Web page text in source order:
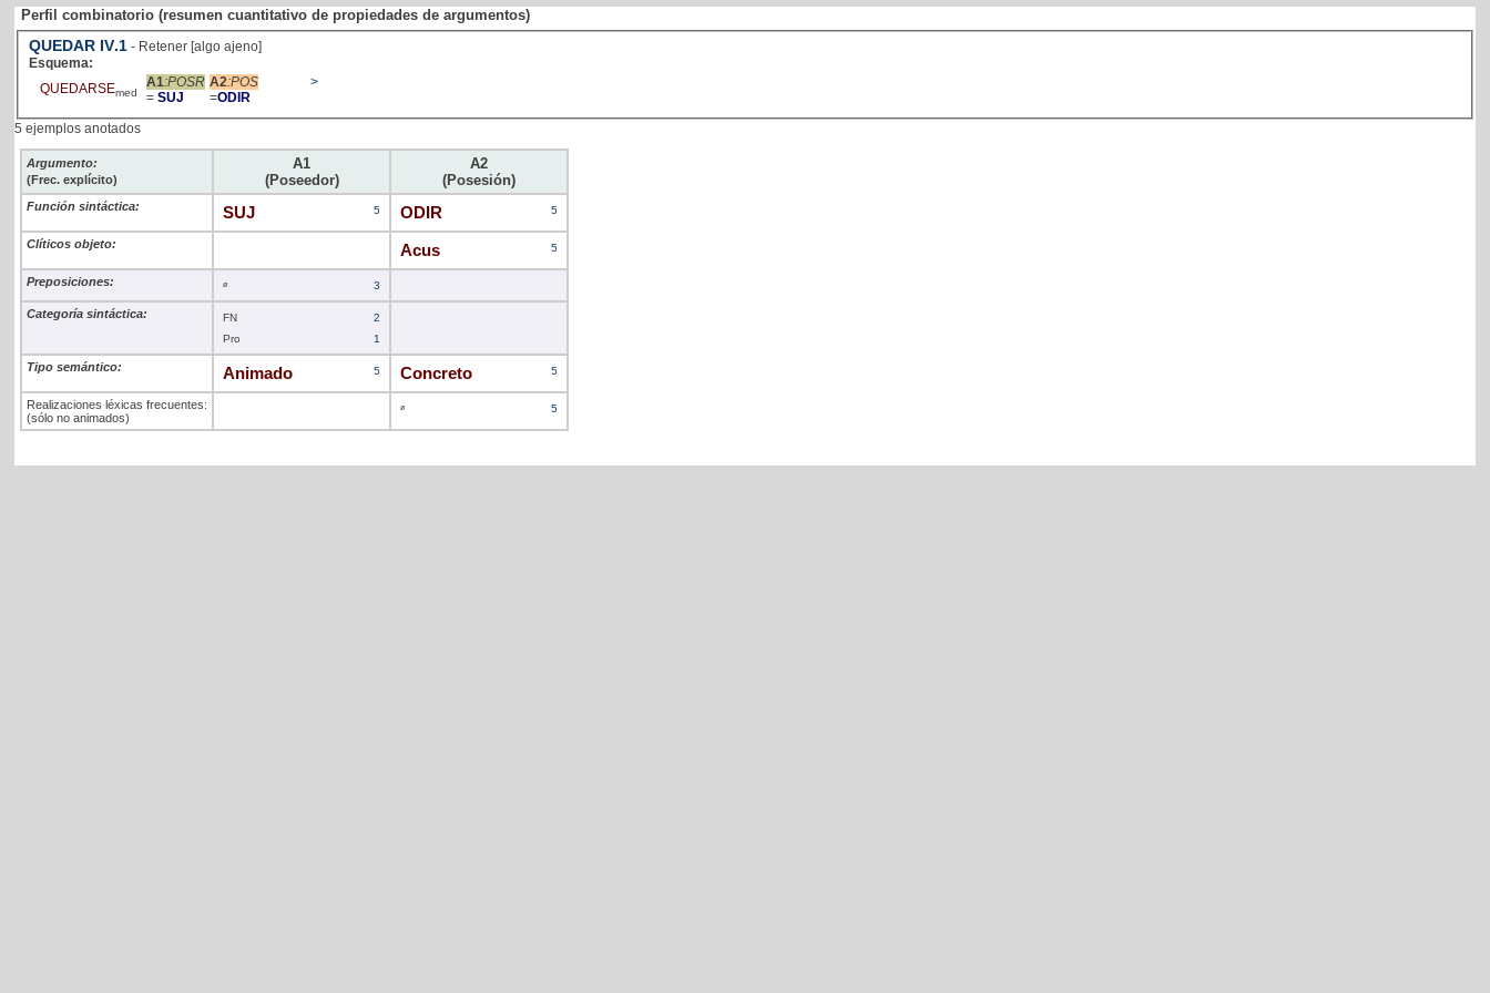
Perfil combinatorio (resumen cuantitativo de propiedades de argumentos)
QUEDAR IV.1 - Retener [algo ajeno]
Esquema:
QUEDARSEmed
A1:POSR
= SUJ
A2:POS
=ODIR
>
5 ejemplos anotados
Argumento:
(Frec. explícito)
A1
(Poseedor)
A2
(Posesión)
Función sintáctica: SUJ 5 ODIR 5
Clíticos objeto: Acus 5
Preposiciones: ø 3
Categoría sintáctica: FN
2
Pro
1
Tipo semántico: Animado 5 Concreto 5
Realizaciones léxicas frecuentes:
(sólo no animados)
ø 5